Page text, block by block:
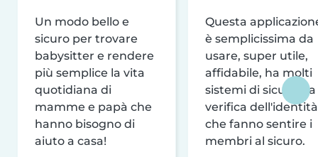
Un modo bello e
sicuro per trovare
babysitter e rendere
più semplice la vita
quotidiana di
mamme e papà che
hanno bisogno di
aiuto a casa!
Questa
è semplicissima da
usare, super utile,
affidabile, ha molti
sistemi di sicurezza
verifica dell'identità
che fanno sentire i
membri al sicuro.